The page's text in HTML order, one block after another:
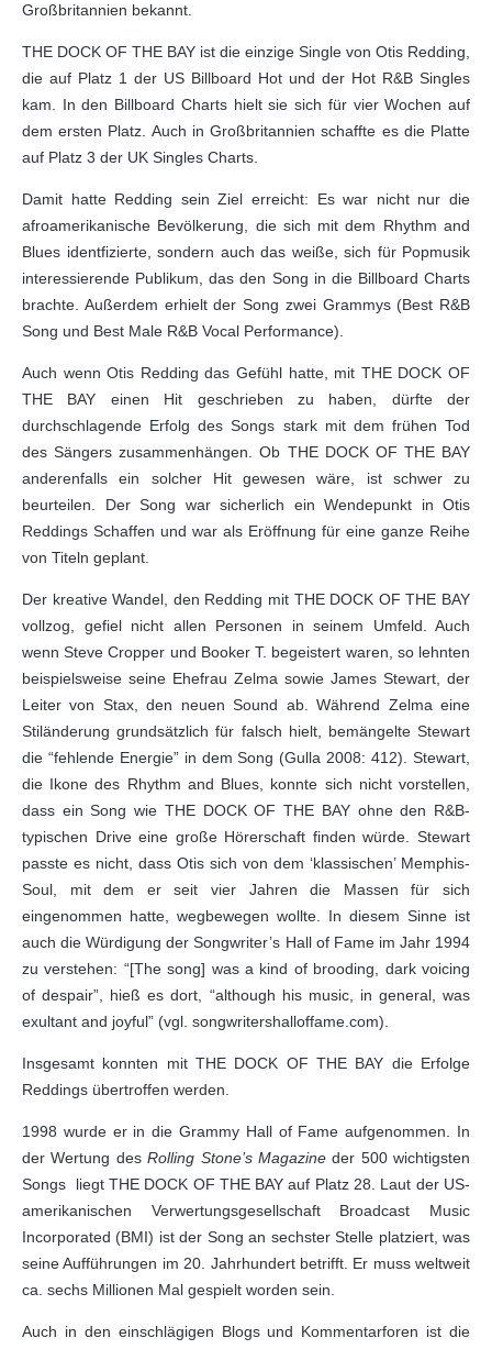
Großbritannien bekannt.
THE DOCK OF THE BAY ist die einzige Single von Otis Redding,
die auf Platz 1 der US Billboard Hot und der Hot R&B Singles
kam. In den Billboard Charts hielt sie sich für vier Wochen auf
dem ersten Platz. Auch in Großbritannien schaffte es die Platte
auf Platz 3 der UK Singles Charts.
Damit hatte Redding sein Ziel erreicht: Es war nicht nur die
afroamerikanische Bevölkerung, die sich mit dem Rhythm and
Blues identfizierte, sondern auch das weiße, sich für Popmusik
interessierende Publikum, das den Song in die Billboard Charts
brachte. Außerdem erhielt der Song zwei Grammys (Best R&B
Song und Best Male R&B Vocal Performance).
Auch wenn Otis Redding das Gefühl hatte, mit THE DOCK OF
THE BAY einen Hit geschrieben zu haben, dürfte der
durchschlagende Erfolg des Songs stark mit dem frühen Tod
des Sängers zusammenhängen. Ob THE DOCK OF THE BAY
anderenfalls ein solcher Hit gewesen wäre, ist schwer zu
beurteilen. Der Song war sicherlich ein Wendepunkt in Otis
Reddings Schaffen und war als Eröffnung für eine ganze Reihe
von Titeln geplant.
Der kreative Wandel, den Redding mit THE DOCK OF THE BAY
vollzog, gefiel nicht allen Personen in seinem Umfeld. Auch
wenn Steve Cropper und Booker T. begeistert waren, so lehnten
beispielsweise seine Ehefrau Zelma sowie James Stewart, der
Leiter von Stax, den neuen Sound ab. Während Zelma eine
Stiländerung grundsätzlich für falsch hielt, bemängelte Stewart
die “fehlende Energie” in dem Song (Gulla 2008: 412). Stewart,
die Ikone des Rhythm and Blues, konnte sich nicht vorstellen,
dass ein Song wie THE DOCK OF THE BAY ohne den R&B-
typischen Drive eine große Hörerschaft finden würde. Stewart
passte es nicht, dass Otis sich von dem ‘klassischen’ Memphis-
Soul, mit dem er seit vier Jahren die Massen für sich
eingenommen hatte, wegbewegen wollte. In diesem Sinne ist
auch die Würdigung der Songwriter’s Hall of Fame im Jahr 1994
zu verstehen: “[The song] was a kind of brooding, dark voicing
of despair”, hieß es dort, “although his music, in general, was
exultant and joyful” (vgl. songwritershalloffame.com).
Insgesamt konnten mit THE DOCK OF THE BAY die Erfolge
Reddings übertroffen werden.
1998 wurde er in die Grammy Hall of Fame aufgenommen. In
der Wertung desRolling Stone’s Magazineder 500 wichtigsten
Songs liegt THE DOCK OF THE BAY auf Platz 28. Laut der US-
amerikanischen Verwertungsgesellschaft Broadcast Music
Incorporated (BMI) ist der Song an sechster Stelle platziert, was
seine Aufführungen im 20. Jahrhundert betrifft. Er muss weltweit
ca. sechs Millionen Mal gespielt worden sein.
Auch in den einschlägigen Blogs und Kommentarforen ist die